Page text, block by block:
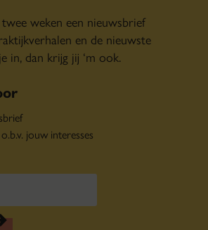
weken een nieuwsbrief
en de nieuwste
in, dan krijg jij ‘m ook.
jouw interesses